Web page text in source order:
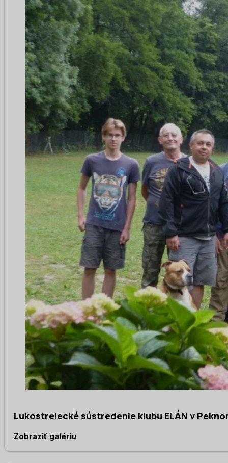
Lukostrelecké sústredenie klubu ELÁN v
Zobraziť galériu